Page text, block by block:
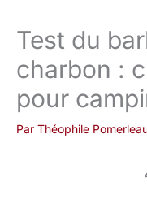
Test du
charbon :
pour
Par Théophile